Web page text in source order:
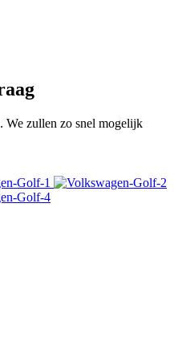
We zullen zo snel mogelijk